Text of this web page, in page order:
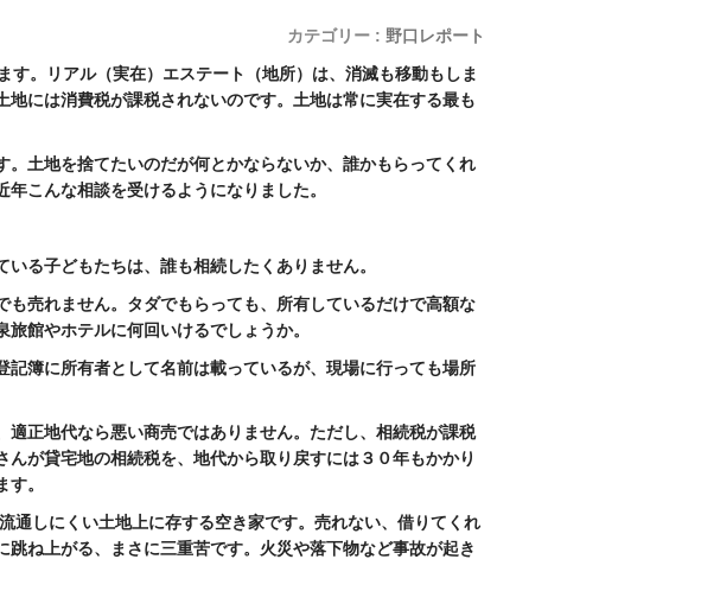
カテゴリー : 野口レポート
。リアル（実在）エステート（地所）は、消滅も移動もしま
には消費税が課税されないのです。土地は常に実在する最も
土地を捨てたいのだが何とかならないか、誰かもらってくれ
こんな相談を受けるようになりました。
る子どもたちは、誰も相続したくありません。
売れません。タダでもらっても、所有しているだけで高額な
館やホテルに何回いけるでしょうか。
簿に所有者として名前は載っているが、現場に行っても場所
正地代なら悪い商売ではありません。ただし、相続税が課税
が貸宅地の相続税を、地代から取り戻すには３０年もかかり
。
通しにくい土地上に存する空き家です。売れない、借りてくれ
ね上がる、まさに三重苦です。火災や落下物など事故が起き